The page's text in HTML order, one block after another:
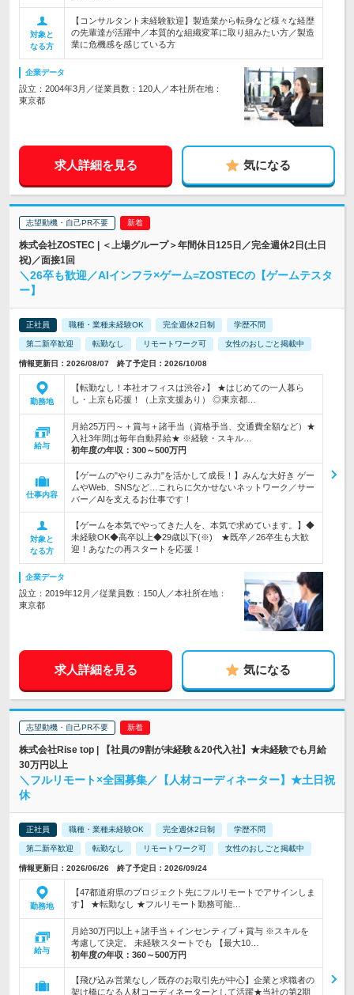
対象と
なる方
【コンサルタント未経験歓迎】製造業から転身など様々な経歴
の先輩達が活躍中／本質的な組織変革に取り組みたい方／製造
業に危機感を感じている方
企業データ
設立：2004年3月／従業員数：120人／本社所在地：
東京都
求人詳細を見る 気になる
志望動機・自己PR不要
株式会社ZOSTEC | ＜上場グループ＞年間休日125日／完全週休2日(土日
祝)／面接1回
＼26卒も歓迎／AIインフラ×ゲーム=ZOSTECの【ゲームテスタ
ー】
正社員 職種・業種未経験OK 完全週休2日制 学歴不問
第二新卒歓迎 転勤なし リモートワーク可 女性のおしごと掲載中
情報更新日：2026/08/07 終了予定日：2026/10/08
勤務地
【転勤なし！本社オフィスは渋谷♪】 ★はじめての一人暮ら
し・上京も応援！（上京支援あり） ◎東京都…
給与
月給25万円～＋賞与＋諸手当（資格手当、交通費全額など）★
入社3年間は毎年自動昇給★ ※経験・スキル…
初年度の年収： 300～500万円
仕事内容
【ゲームの"やりこみ力"を活かして成長！】みんな大好き ゲー
ムやWeb、SNSなど…これらに欠かせないネットワーク／サー
バー／AIを支えるお仕事です！
対象と
なる方
【ゲームを本気でやってきた人を、本気で求めています。】◆
未経験OK◆高卒以上◆29歳以下(※) ★既卒／26卒生も大歓
迎！あなたの再スタートを応援！
企業データ
設立：2019年12月／従業員数：150人／本社所在地：
東京都
求人詳細を見る 気になる
志望動機・自己PR不要
株式会社Rise top | 【社員の9割が未経験＆20代入社】★未経験でも月給
30万円以上
＼フルリモート×全国募集／【人材コーディネーター】★土日祝
休
正社員 職種・業種未経験OK 完全週休2日制 学歴不問
第二新卒歓迎 転勤なし リモートワーク可 女性のおしごと掲載中
情報更新日：2026/06/26 終了予定日：2026/09/24
勤務地
【47都道府県のプロジェクト先にフルリモートでアサインしま
す】 ★転勤なし ★フルリモート勤務可能…
給与
月給30万円以上＋諸手当＋インセンティブ＋賞与 ※スキルを
考慮して決定。 未経験スタートでも 【最大10…
初年度の年収： 360～500万円
【飛び込み営業なし／既存のお取引先が中心】企業と求職者の
架け橋になる人材コーディネーターとして活躍★当社の第2期